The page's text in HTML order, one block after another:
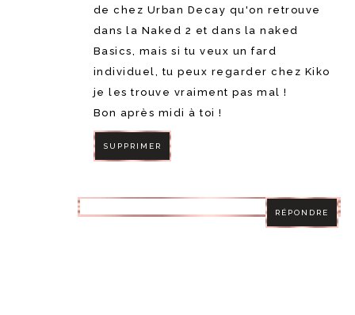
de chez Urban Decay qu'on retrouve
dans la Naked 2 et dans la naked
Basics, mais si tu veux un fard
individuel, tu peux regarder chez Kiko
je les trouve vraiment pas mal !
Bon après midi à toi !
SUPPRIMER
RÉPONDRE